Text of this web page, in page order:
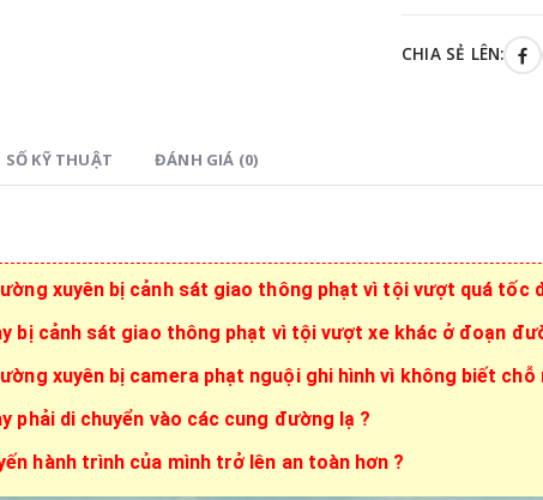
CHIA SẺ LÊN:
SỐ KỸ THUẬT ĐÁNH GIÁ (0)
xuyên bị cảnh sát giao thông phạt vì tội vượt quá tốc
bị cảnh sát giao thông phạt vì tội vượt xe khác ở đoạn
xuyên bị camera phạt nguội ghi hình vì không biết chỗ
phải di chuyển vào các cung đường lạ ?
hành trình của mình trở lên an toàn hơn ?